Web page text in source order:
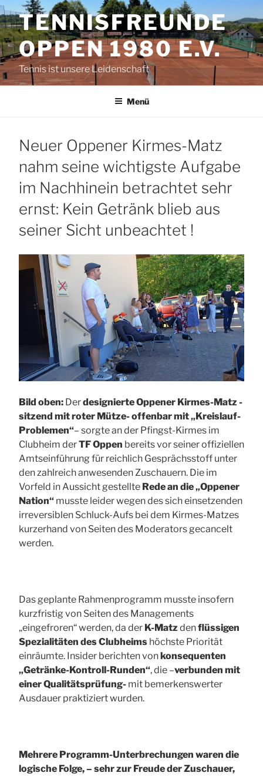
Zum
Inhalt
springenTENNISFREUNDE
OPPEN 1980 E.V.
Tennis ist unsere Leidenschaft
Menü
Neuer Oppener Kirmes-Matz
nahm seine wichtigste Aufgabe
im Nachhinein betrachtet sehr
ernst: Kein Getränk blieb aus
seiner Sicht unbeachtet !
Bild oben: Derdesignierte Oppener Kirmes-Matz -
sitzend mit roter Mütze- offenbar mit „Kreislauf-
Problemen“– sorgte an der Pfingst-Kirmes im
Clubheim derTF Oppen bereits vor seiner offiziellen
Amtseinführung für reichlich Gesprächsstoff unter
den zahlreich anwesenden Zuschauern. Die im
Vorfeld in Aussicht gestellte Rede an die „Oppener
Nation“ musste leider wegen des sich einsetzenden
irreversiblen Schluck-Aufs bei dem Kirmes-Matzes
kurzerhand von Seiten des Moderators gecancelt
werden.
Das geplante Rahmenprogramm musste insofern
kurzfristig von Seiten des Managements
„eingefroren“ werden, da der K-Matz denflüssigen
Spezialitäten des Clubheims höchste Priorität
einräumte. Insider berichten vonkonsequenten
„Getränke-Kontroll-Runden“, die –verbunden mit
einer Qualitätsprüfung- mit bemerkenswerter
Ausdauer praktiziert wurden.
Mehrere Programm-Unterbrechungen waren die
logische Folge, – sehr zur Freude der Zuschauer,